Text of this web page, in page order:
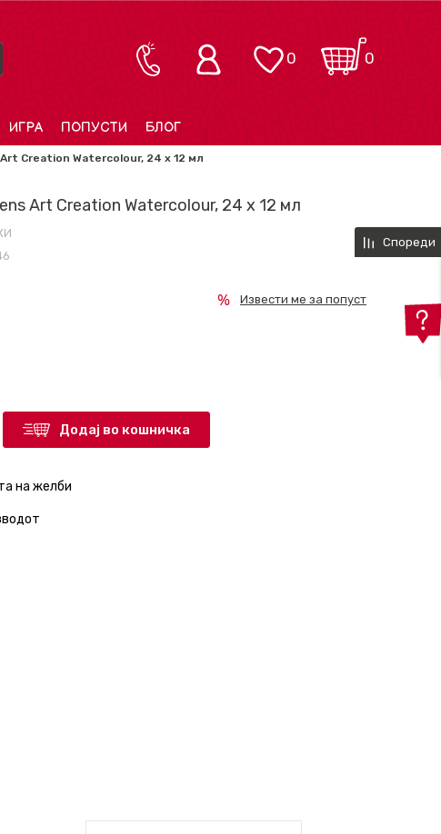
0
0
ИГРА ПОПУСТИ БЛОГ
Creation Watercolour, 24 x 12 мл
Art Creation Watercolour, 24 x 12 мл
Извести ме за попуст
Додај во кошничка
на желби
Спореди